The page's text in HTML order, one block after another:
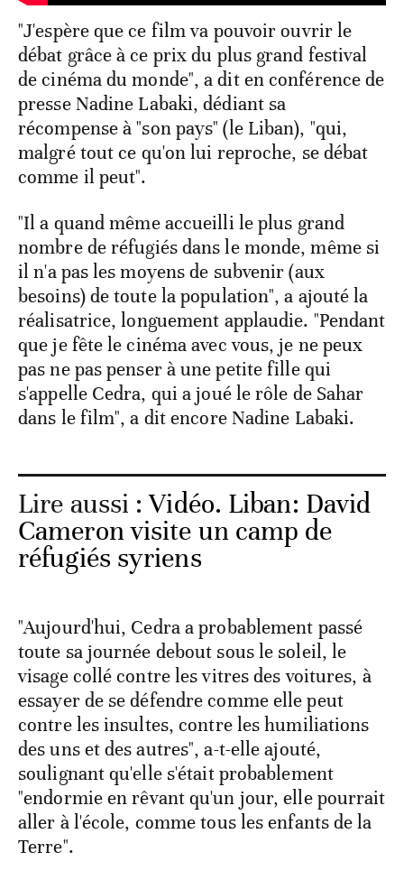
"J'espère que ce film va pouvoir ouvrir le
débat grâce à ce prix du plus grand festival
de cinéma du monde", a dit en conférence de
presse Nadine Labaki, dédiant sa
récompense à "son pays" (le Liban), "qui,
malgré tout ce qu'on lui reproche, se débat
comme il peut".
"Il a quand même accueilli le plus grand
nombre de réfugiés dans le monde, même si
il n'a pas les moyens de subvenir (aux
besoins) de toute la population", a ajouté la
réalisatrice, longuement applaudie. "Pendant
que je fête le cinéma avec vous, je ne peux
pas ne pas penser à une petite fille qui
s'appelle Cedra, qui a joué le rôle de Sahar
dans le film", a dit encore Nadine Labaki.
Lire aussi :Vidéo. Liban: David
Cameron visite un camp de
réfugiés syriens
"Aujourd'hui, Cedra a probablement passé
toute sa journée debout sous le soleil, le
visage collé contre les vitres des voitures, à
essayer de se défendre comme elle peut
contre les insultes, contre les humiliations
des uns et des autres", a-t-elle ajouté,
soulignant qu'elle s'était probablement
"endormie en rêvant qu'un jour, elle pourrait
aller à l'école, comme tous les enfants de la
Terre".